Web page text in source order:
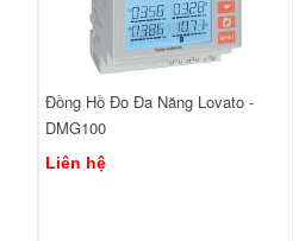
Đồng Hồ Đo Đa Năng Lovato -
DMG100
Liên hệ